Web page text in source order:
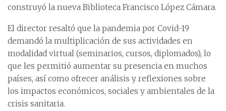
construyó la nueva Biblioteca Francisco López Cámara.
El director resaltó que la pandemia por Covid-19
demandó la multiplicación de sus actividades en
modalidad virtual (seminarios, cursos, diplomados), lo
que les permitió aumentar su presencia en muchos
países, así como ofrecer análisis y reflexiones sobre
los impactos económicos, sociales y ambientales de la
crisis sanitaria.